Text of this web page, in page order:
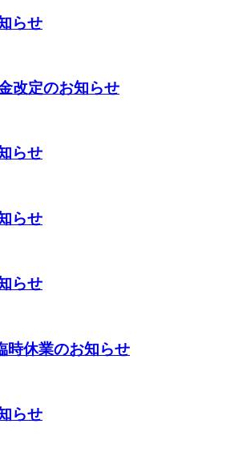
らせ
改定のお知らせ
らせ
らせ
らせ
時休業のお知らせ
らせ